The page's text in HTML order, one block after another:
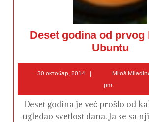
Deset godina od prvog
UbuntuDeset
godina
prvog
koraka
30 октобар, 2014
2014
Miloš
pm
Deset godina je već prošlo od kako je Ubuntu
ugledao svetlost dana. Ja se sa